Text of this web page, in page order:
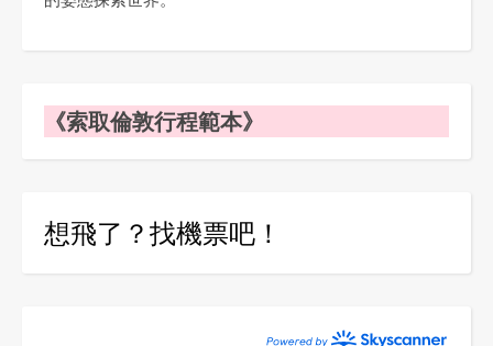
《索取倫敦行程範本》
想飛了？找機票吧！